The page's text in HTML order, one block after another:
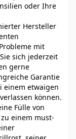
oder Ihre
Hersteller
mit
sich jederzeit
gerne
Garantie
einem etwaigen
können.
Fülle von
einem must-